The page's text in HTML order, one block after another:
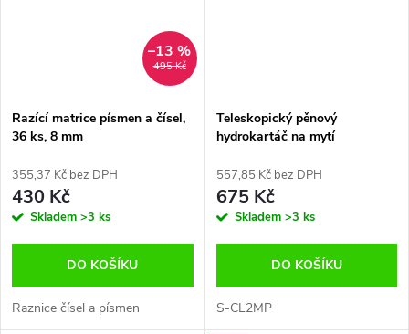
495 Kč
–13 %
Razící matrice písmen a čísel,
36 ks, 8 mm
355,37 Kč bez DPH
430 Kč
Skladem >3 ks
DO KOŠÍKU
Raznice čísel a písmen
Teleskopický pěnový
hydrokartáč na mytí
nákladních aut 95–156 cm
557,85 Kč bez DPH
675 Kč
Skladem >3 ks
DO KOŠÍKU
S-CL2MP